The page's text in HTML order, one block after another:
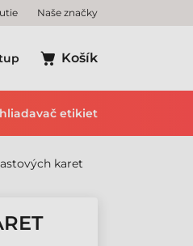
Naše značky
Košík
etikiet
karet